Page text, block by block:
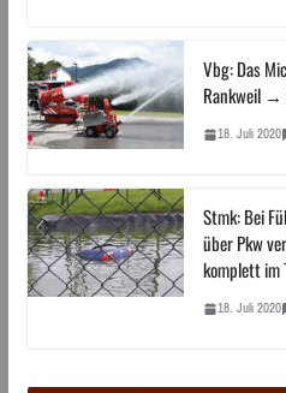
Vbg: Das
Rankweil →
18. Juli 2020
Stmk: Bei
über Pkw
komplett im
18. Juli 2020